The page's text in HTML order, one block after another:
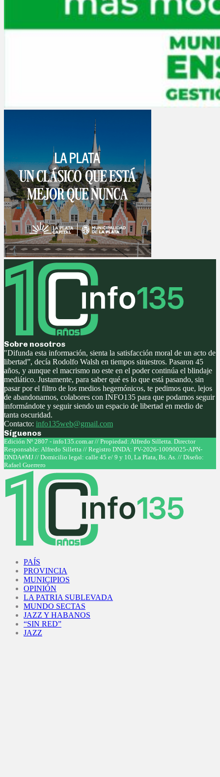
Sobre nosotros
"Difunda esta información, sienta la satisfacción moral de un acto de
libertad”, decía Rodolfo Walsh en tiempos siniestros. Pasaron 45
años, y aunque el macrismo no este en el poder continúa el blindaje
mediático. Justamente, para saber qué es lo que está pasando, sin
pasar por el filtro de los medios hegemónicos, te pedimos que, lejos
de abandonarnos, colabores con INFO135 para que podamos seguir
informándote y seguir siendo un espacio de libertad en medio de
tanta oscuridad.
Contacto: info135web@gmail.com
Síguenos
Facebook
Twitter
Instagram
Youtube
Edición Nº 2807 - info135.com.ar // Propiedad: Alfredo Silletta. Director
Responsable: Alfredo Silletta // Registro DNDA: PV-2026-10090025-APN-
DNDA#MJ // Domicilio legal: calle 45 e/ 9 y 10, La Plata, Bs. As. // Diseño:
Rafael Guerrero
PAÍS
PROVINCIA
MUNICIPIOS
OPINIÓN
LA PATRIA SUBLEVADA
MUNDO SECTAS
JAZZ Y HABANOS
“SIN RED”
JAZZ